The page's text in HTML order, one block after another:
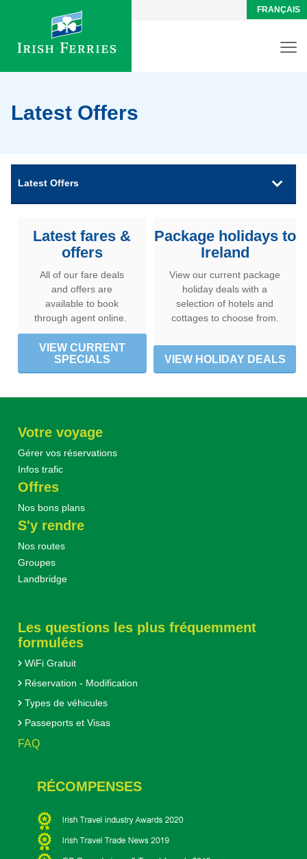
FRANÇAIS
Latest Offers
Latest Offers
Latest fares &
offers
All of our fare deals
and offers are
available to book
through agent online.
VIEW CURRENT
SPECIALS
Package holidays to
Ireland
View our current package
holiday deals with a
selection of hotels and
cottages to choose from.
VIEW HOLIDAY DEALS
Votre voyage
Gérer vos réservations
Infos trafic
Offres
Nos bons plans
S'y rendre
Nos routes
Groupes
Landbridge
Les questions les plus fréquemment
formulées
WiFi Gratuit
Réservation - Modification
Types de véhicules
Passeports et Visas
FAQ
RÉCOMPENSES